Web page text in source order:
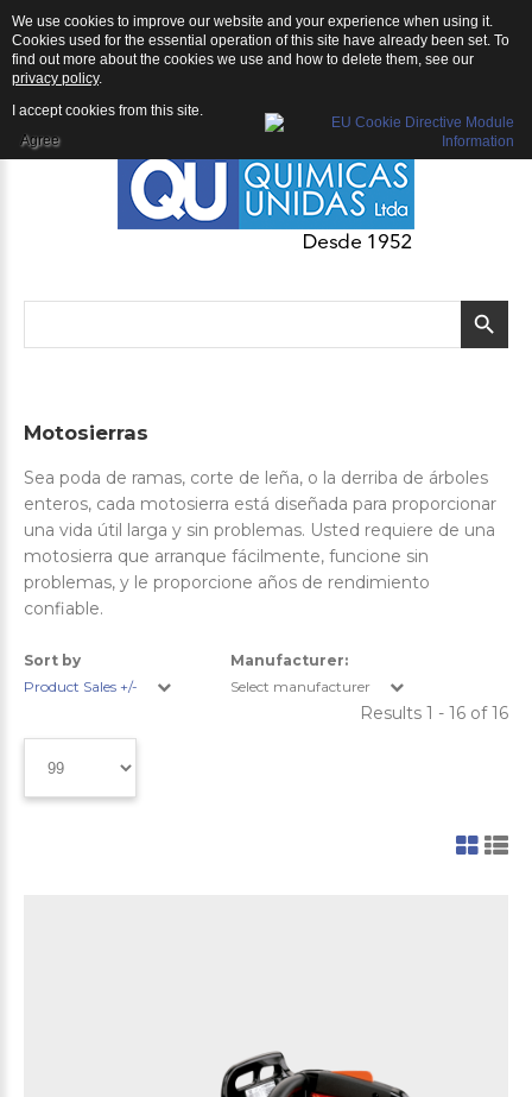
Motosierras
Sea poda de ramas, corte de leña, o la derriba de árboles
enteros, cada motosierra está diseñada para proporcionar
una vida útil larga y sin problemas. Usted requiere de una
motosierra que arranque fácilmente, funcione sin
problemas, y le proporcione años de rendimiento
confiable.
Sort by
Product Sales +/-
Manufacturer:
Select manufacturer
Results 1 - 16 of 16
We use cookies to improve our website and your experience when using it.
Cookies used for the essential operation of this site have already been set. To
find out more about the cookies we use and how to delete them, see our
privacy policy.
I accept cookies from this site.
Agree
QU | Productos